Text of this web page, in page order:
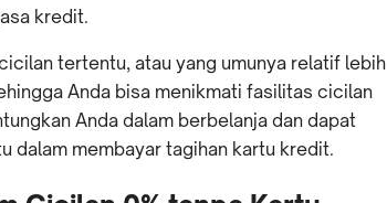
kredit.
tertentu, atau yang umunya relatif lebih
Anda bisa menikmati fasilitas cicilan
Anda dalam berbelanja dan dapat
dalam membayar tagihan kartu kredit.